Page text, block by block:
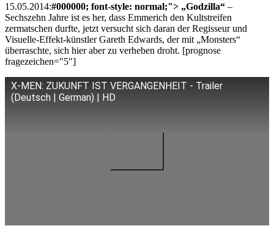
15.05.2014:#000000; font-style: normal;"> „Godzilla“ –
Sechszehn Jahre ist es her, dass Emmerich den Kultstreifen
zermatschen durfte, jetzt versucht sich daran der Regisseur und
Visuelle-Effekt-künstler Gareth Edwards, der mit „Monsters“
überraschte, sich hier aber zu verheben droht. [prognose
fragezeichen="5"]
X-MEN: ZUKUNFT IST VERGANGENHEIT - Trailer
(Deutsch | German) | HD